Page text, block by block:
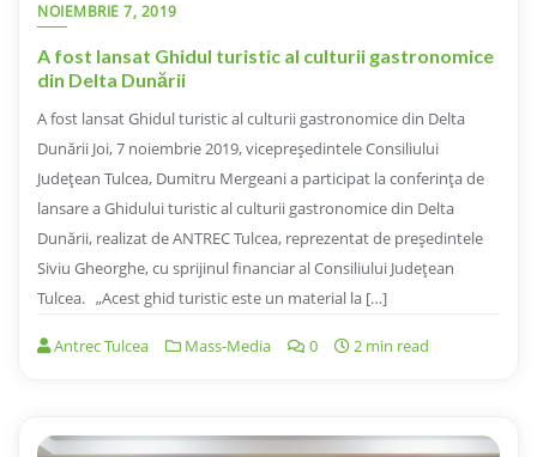
NOIEMBRIE 7, 2019
A fost lansat Ghidul turistic al culturii gastronomice
din Delta Dunării
A fost lansat Ghidul turistic al culturii gastronomice din Delta
Dunării Joi, 7 noiembrie 2019, vicepreședintele Consiliului
Județean Tulcea, Dumitru Mergeani a participat la conferința de
lansare a Ghidului turistic al culturii gastronomice din Delta
Dunării, realizat de ANTREC Tulcea, reprezentat de președintele
Siviu Gheorghe, cu sprijinul financiar al Consiliului Județean
Tulcea. „Acest ghid turistic este un material la […]
Antrec Tulcea Mass-Media 0 2 min read